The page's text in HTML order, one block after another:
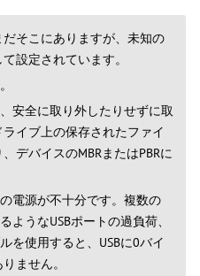
そこにありますが、未知の
設定されています。
安全に取り外したりせずに取
イブ上の保存されたファイ
デバイスのMBRまたはPBRに
電源が不十分です。複数の
ようなUSBポートの過負荷、
を使用すると、USBに0バイ
ません。